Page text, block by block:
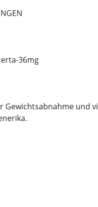
36mg
und